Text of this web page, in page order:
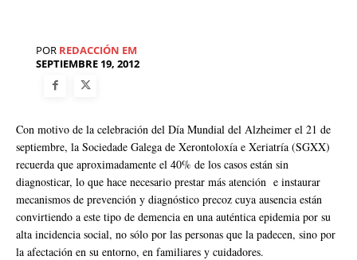
POR REDACCIÓN EM
SEPTIEMBRE 19, 2012
Con motivo de la celebración del Día Mundial del Alzheimer el 21 de
septiembre, la Sociedade Galega de Xerontoloxía e Xeriatría (SGXX)
recuerda que aproximadamente el 40% de los casos están sin
diagnosticar, lo que hace necesario prestar más atención e instaurar
mecanismos de prevención y diagnóstico precoz cuya ausencia están
convirtiendo a este tipo de demencia en una auténtica epidemia por su
alta incidencia social, no sólo por las personas que la padecen, sino por
la afectación en su entorno, en familiares y cuidadores.